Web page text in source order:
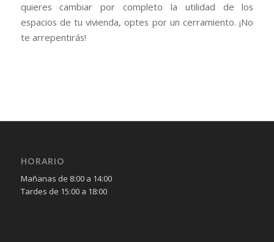
quieres cambiar por completo la utilidad de los
espacios de tu vivienda, optes por un cerramiento. ¡No
te arrepentirás!
HORARIO
Mañanas de 8:00 a 14:00
Tardes de 15:00 a 18:00